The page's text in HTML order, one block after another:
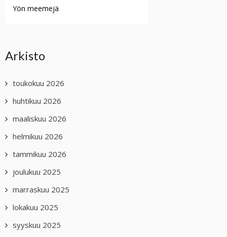
Yön meemejä
Arkisto
toukokuu 2026
huhtikuu 2026
maaliskuu 2026
helmikuu 2026
tammikuu 2026
joulukuu 2025
marraskuu 2025
lokakuu 2025
syyskuu 2025